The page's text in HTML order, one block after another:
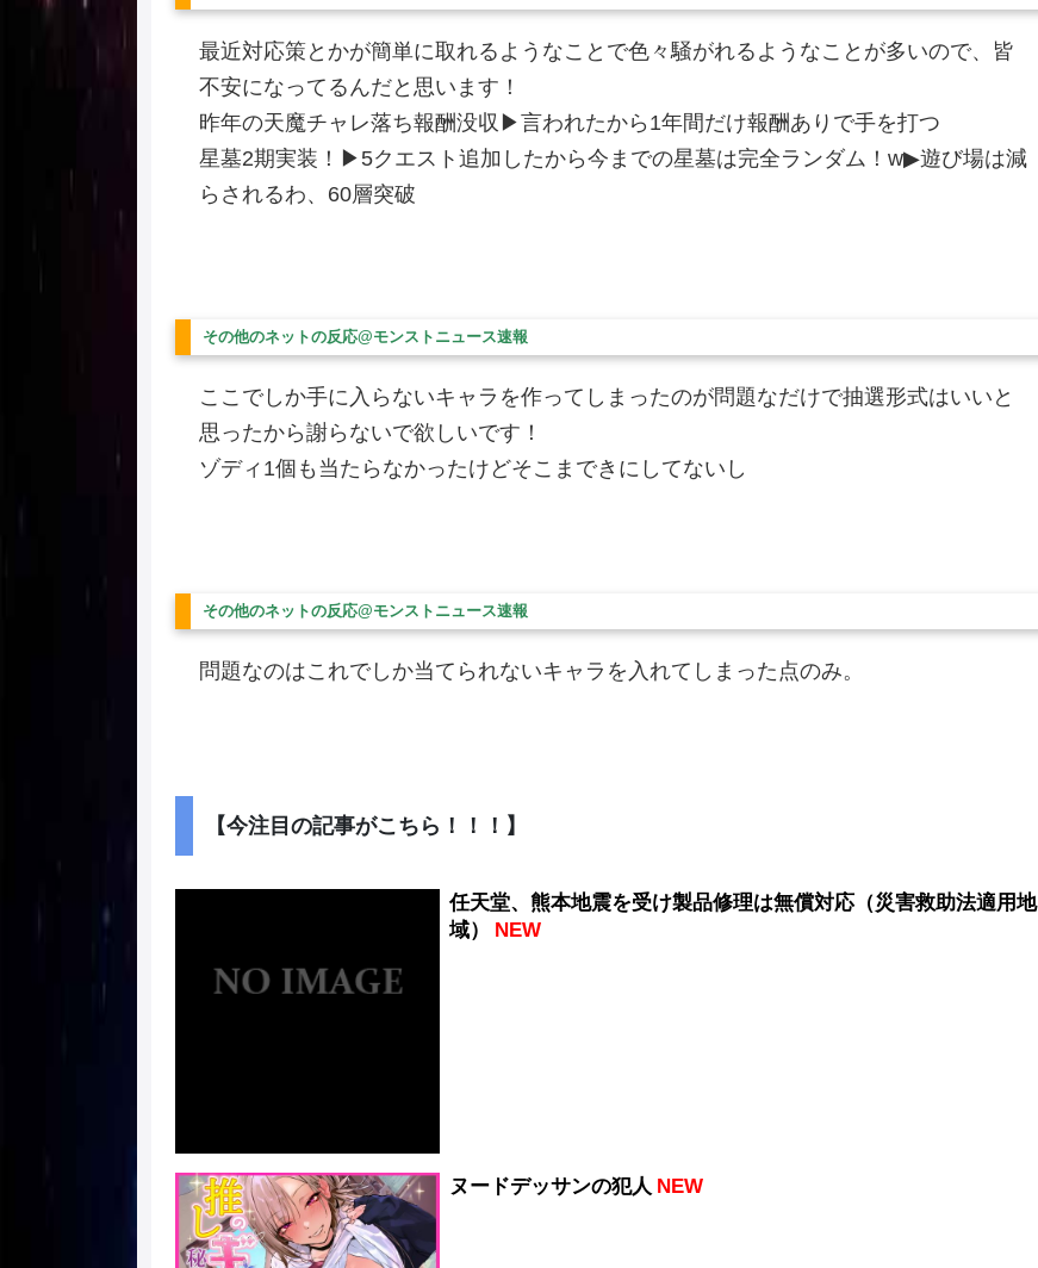
最近対応策とかが簡単に取れるようなことで色々騒がれるようなことが多いので、皆
不安になってるんだと思います！
昨年の天魔チャレ落ち報酬没収▶言われたから1年間だけ報酬ありで手を打つ
星墓2期実装！▶5クエスト追加したから今までの星墓は完全ランダム！w▶遊び場は減
らされるわ、60層突破
その他のネットの反応@モンストニュース速報
ここでしか手に入らないキャラを作ってしまったのが問題なだけで抽選形式はいいと
思ったから謝らないで欲しいです！
ゾディ1個も当たらなかったけどそこまできにしてないし
その他のネットの反応@モンストニュース速報
問題なのはこれでしか当てられないキャラを入れてしまった点のみ。
【今注目の記事がこちら！！！】
任天堂、熊本地震を受け製品修理は無償対応（災害救助法適用地
域）
NEW
ヌードデッサンの犯人 NEW